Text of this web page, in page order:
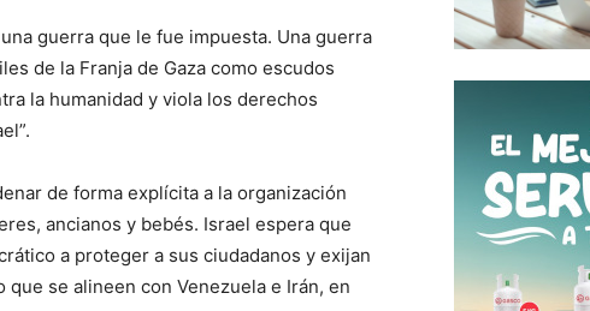
guerra que le fue impuesta. Una guerra
de la Franja de Gaza como escudos
la humanidad y viola los derechos
de forma explícita a la organización
ancianos y bebés. Israel espera que
a proteger a sus ciudadanos y exijan
se alineen con Venezuela e Irán, en